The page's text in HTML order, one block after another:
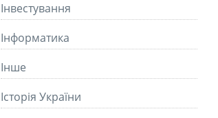
Інвестування
Інформатика
Інше
Історія України